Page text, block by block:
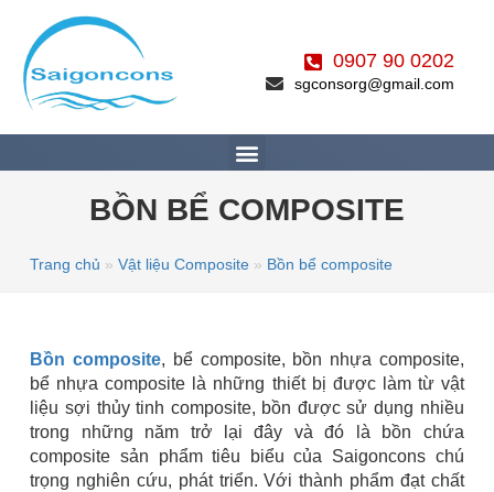
0907 90 0202
sgconsorg@gmail.com
BỒN BỂ COMPOSITE
Trang chủ »Vật liệu Composite » Bồn bể composite
Bồn composite, bể composite, bồn nhựa composite,
bể nhựa composite là những thiết bị được làm từ vật
liệu sợi thủy tinh composite, bồn được sử dụng nhiều
trong những năm trở lại đây và đó là bồn chứa
composite sản phẩm tiêu biểu của Saigoncons chú
trọng nghiên cứu, phát triển. Với thành phẩm đạt chất